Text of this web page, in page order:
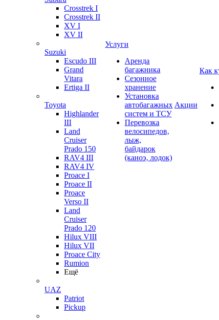
Crosstrek I
Crosstrek II
XV I
XV II
Suzuki
Escudo III
Grand
Vitara
Ertiga II
Toyota
Highlander
III
Land
Cruiser
Prado 150
RAV4 III
RAV4 IV
Proace I
Proace II
Proace
Verso II
Land
Cruiser
Prado 120
Hilux VIII
Hilux VII
Proace City
Rumion
Ещё
UAZ
Patriot
Pickup
Услуги
Аренда
багажника
Сезонное
хранение
Установка
автобагажных
систем и ТСУ
Перевозка
велосипедов,
лыж,
байдарок
(каноэ, лодок)
Акции
Как